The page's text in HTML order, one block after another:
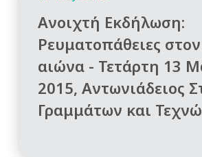
Ανοιχτή Εκδήλωση:
Ρευματοπάθειες
αιώνα - Τετάρτη 13
2015, Αντωνιάδειος
Γραμμάτων και